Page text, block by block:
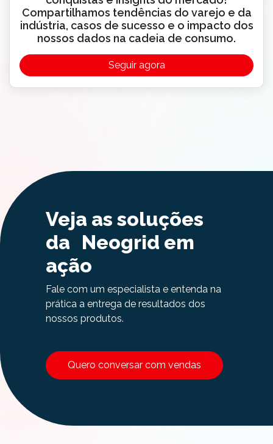
Compartilhamos tendências do varejo e da
indústria, casos de sucesso e o impacto dos
nossos dados na cadeia de consumo.
Seguir agora
Veja as soluções
da Neogrid em
ação
Fale com um especialista e entenda na
prática a entrega de resultados dos
nossos produtos.
Quero conversar com vendas